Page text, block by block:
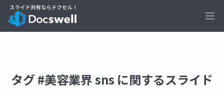
タグ #美容業界 sns に関するスライド